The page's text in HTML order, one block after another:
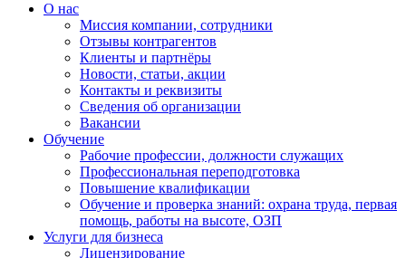
О нас
Миссия компании, сотрудники
Отзывы контрагентов
Клиенты и партнёры
Новости, статьи, акции
Контакты и реквизиты
Сведения об организации
Вакансии
Обучение
Рабочие профессии, должности служащих
Профессиональная переподготовка
Повышение квалификации
Обучение и проверка знаний: охрана труда, первая
помощь, работы на высоте, ОЗП
Услуги для бизнеса
Лицензирование